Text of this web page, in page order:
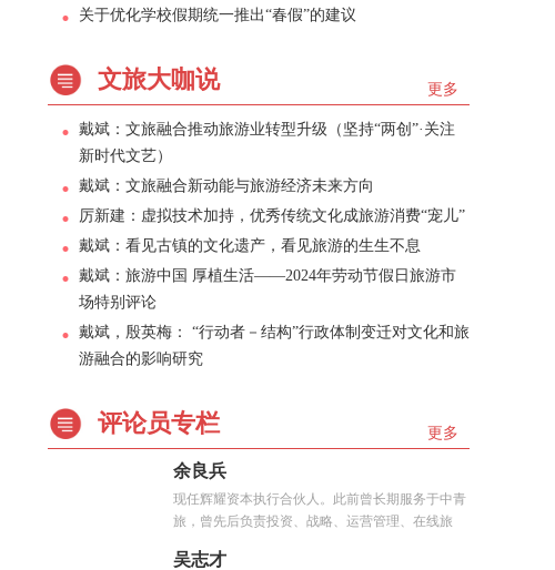
关于优化学校假期统一推出“春假”的建议
更多
文旅大咖说
戴斌：文旅融合推动旅游业转型升级（坚持“两创”·关注
新时代文艺）
戴斌：文旅融合新动能与旅游经济未来方向
厉新建：虚拟技术加持，优秀传统文化成旅游消费“宠儿”
戴斌：看见古镇的文化遗产，看见旅游的生生不息
戴斌：旅游中国 厚植生活——2024年劳动节假日旅游市
场特别评论
戴斌，殷英梅： “行动者－结构”行政体制变迁对文化和旅
游融合的影响研究
更多
评论员专栏
余良兵
现任辉耀资本执行合伙人。此前曾长期服务于中青
旅，曾先后负责投资、战略、运营管理、在线旅
吴志才